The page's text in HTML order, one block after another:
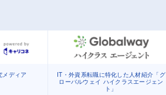
メディア
IT・外資系転職に特化した人材紹介「グ
ローバルウェイ ハイクラスエージェン
ト」